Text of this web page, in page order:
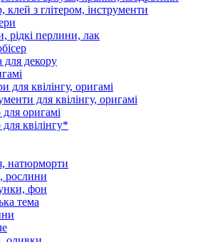
клей з глітером, інструменти
рідкі перлини, лак
для декору
для квілінгу, оригамі
для квілінгу, оригамі
оригамі
квілінгу*
натюрморти
рослини
фон
тема